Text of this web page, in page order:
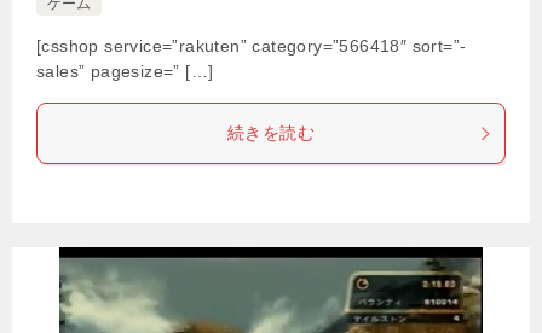
ゲーム
[csshop service=”rakuten” category=”566418″ sort=”-
sales” pagesize=” […]
続きを読む